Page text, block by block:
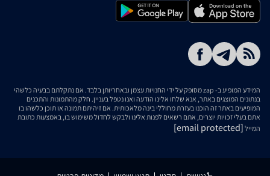
המידע המופיע ב- zap מסופק על ידי החנויות עצמן ובאחריותן בלבד. אם נתקלתם בבעיה כלשהי
בנתונים המוצגים באתר, אנא שלחו אלינו הודעה ואנו נטפל בעניין. חלק מהתמונות והתכנים
המופיעים באתר זה הוכנו בעזרת מחוללי בינה מלאכותית. אם זיהיתם תמונה או תוכן כלשהו בו
אתם בעלי זכויות יוצרים, אתם רשאים לפנות אלינו ולבקש לחדול משימוש בו, באמצעות כתובת
המייל [email protected]